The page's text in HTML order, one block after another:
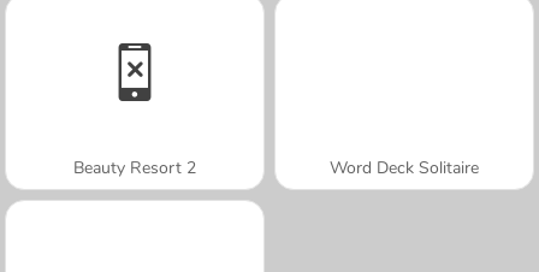
Beauty Resort 2 Word Deck Solitaire